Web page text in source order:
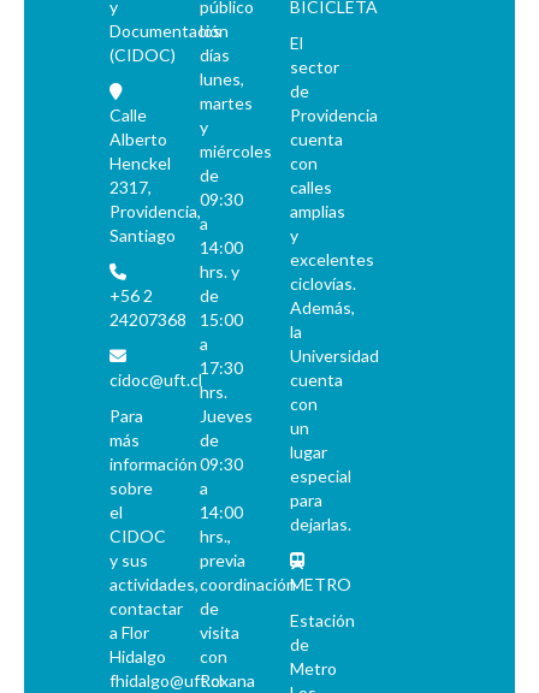
y
Documentación
(CIDOC)
Calle
Alberto
Henckel
2317,
Providencia,
Santiago
+56 2
24207368
cidoc@uft.cl
Para
más
información
sobre
el
CIDOC
y sus
actividades,
contactar
a Flor
Hidalgo
fhidalgo@uft.cl
público
los
días
lunes,
martes
y
miércoles
de
09:30
a
14:00
hrs. y
de
15:00
a
17:30
hrs.
Jueves
de
09:30
a
14:00
hrs.,
previa
coordinación
de
visita
con
Roxana
BICICLETA
El
sector
de
Providencia
cuenta
con
calles
amplias
y
excelentes
ciclovías.
Además,
la
Universidad
cuenta
con
un
lugar
especial
para
dejarlas.
METRO
Estación
de
Metro